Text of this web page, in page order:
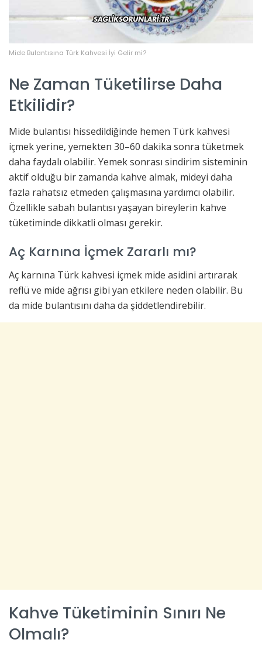
Mide Bulantısına Türk Kahvesi İyi Gelir mi?
Ne Zaman Tüketilirse Daha
Etkilidir?
Mide bulantısı hissedildiğinde hemen Türk kahvesi
içmek yerine, yemekten 30–60 dakika sonra tüketmek
daha faydalı olabilir. Yemek sonrası sindirim sisteminin
aktif olduğu bir zamanda kahve almak, mideyi daha
fazla rahatsız etmeden çalışmasına yardımcı olabilir.
Özellikle sabah bulantısı yaşayan bireylerin kahve
tüketiminde dikkatli olması gerekir.
Aç Karnına İçmek Zararlı mı?
Aç karnına Türk kahvesi içmek mide asidini artırarak
reflü ve mide ağrısı gibi yan etkilere neden olabilir. Bu
da mide bulantısını daha da şiddetlendirebilir.
Kahve Tüketiminin Sınırı Ne
Olmalı?